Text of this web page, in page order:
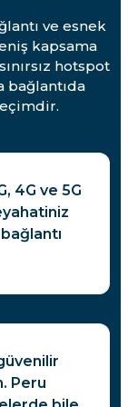
ve esnek
kapsama
hotspot
bağlantıda
4G ve 5G
Peru